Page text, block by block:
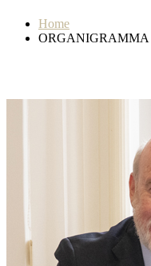
Home
ORGANIGRAMMA